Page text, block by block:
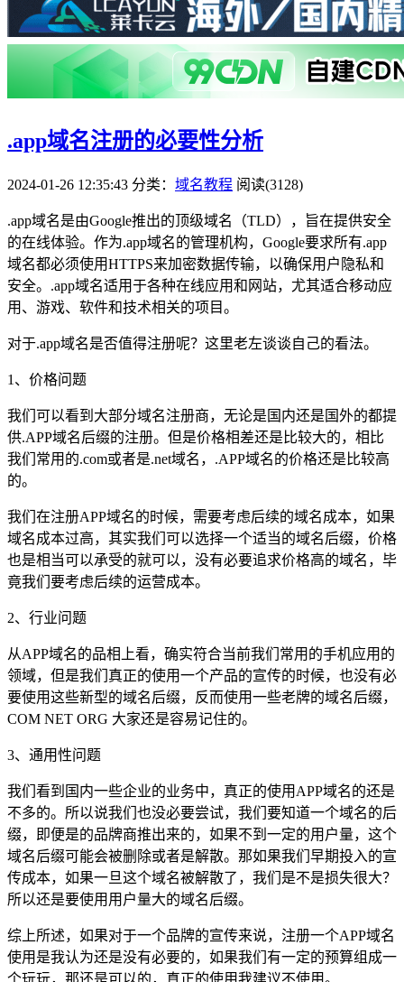
.app域名注册的必要性分析
2024-01-26 12:35:43 分类： 域名教程 阅读(3128)
.app域名是由Google推出的顶级域名（TLD），旨在提供安全
的在线体验。作为.app域名的管理机构，Google要求所有.app
域名都必须使用HTTPS来加密数据传输，以确保用户隐私和
安全。.app域名适用于各种在线应用和网站，尤其适合移动应
用、游戏、软件和技术相关的项目。
对于.app域名是否值得注册呢？这里老左谈谈自己的看法。
1、价格问题
我们可以看到大部分域名注册商，无论是国内还是国外的都提
供.APP域名后缀的注册。但是价格相差还是比较大的，相比
我们常用的.com或者是.net域名，.APP域名的价格还是比较高
的。
我们在注册APP域名的时候，需要考虑后续的域名成本，如果
域名成本过高，其实我们可以选择一个适当的域名后缀，价格
也是相当可以承受的就可以，没有必要追求价格高的域名，毕
竟我们要考虑后续的运营成本。
2、行业问题
从APP域名的品相上看，确实符合当前我们常用的手机应用的
领域，但是我们真正的使用一个产品的宣传的时候，也没有必
要使用这些新型的域名后缀，反而使用一些老牌的域名后缀，
COM NET ORG 大家还是容易记住的。
3、通用性问题
我们看到国内一些企业的业务中，真正的使用APP域名的还是
不多的。所以说我们也没必要尝试，我们要知道一个域名的后
缀，即便是的品牌商推出来的，如果不到一定的用户量，这个
域名后缀可能会被删除或者是解散。那如果我们早期投入的宣
传成本，如果一旦这个域名被解散了，我们是不是损失很大？
所以还是要使用用户量大的域名后缀。
综上所述，如果对于一个品牌的宣传来说，注册一个APP域名
使用是我认为还是没有必要的，如果我们有一定的预算组成一
个玩玩，那还是可以的，真正的使用我建议不使用。